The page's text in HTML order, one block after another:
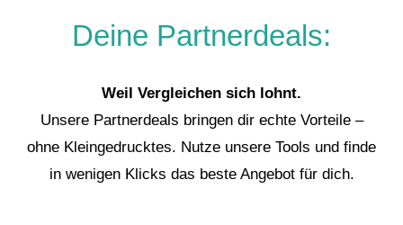
Deine Partnerdeals:
Weil Vergleichen sich lohnt.
Unsere Partnerdeals bringen dir echte Vorteile –
ohne Kleingedrucktes. Nutze unsere Tools und finde
in wenigen Klicks das beste Angebot für dich.